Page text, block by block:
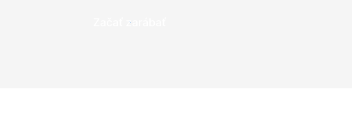
Začať zarábať